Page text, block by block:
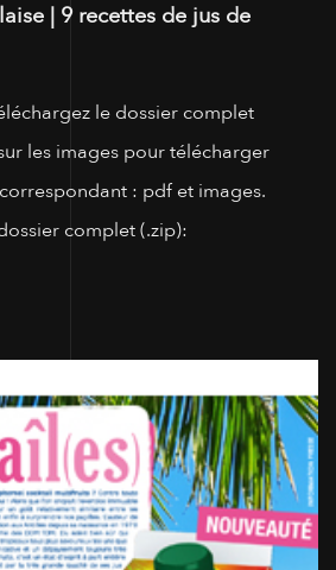
| 9 recettes de jus de
le dossier complet
les images pour télécharger
: pdf et images.
complet (.zip):